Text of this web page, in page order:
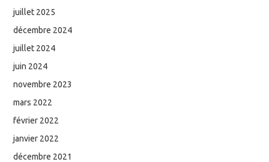
juillet 2025
décembre 2024
juillet 2024
juin 2024
novembre 2023
mars 2022
février 2022
janvier 2022
décembre 2021